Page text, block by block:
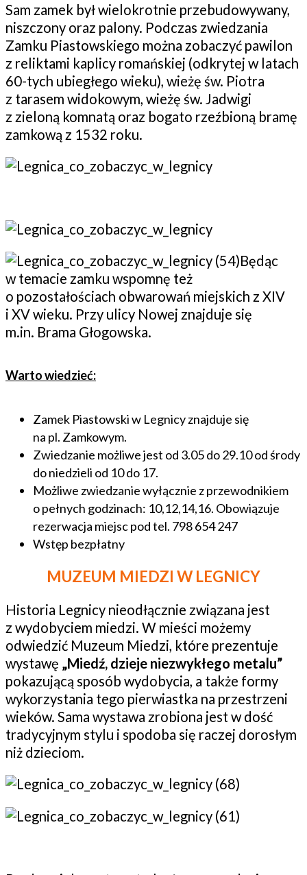
Sam zamek był wielokrotnie przebudowywany,
niszczony oraz palony. Podczas zwiedzania
Zamku Piastowskiego można zobaczyć pawilon
z reliktami kaplicy romańskiej (odkrytej w latach
60-tych ubiegłego wieku), wieżę św. Piotra
z tarasem widokowym, wieżę św. Jadwigi
z zieloną komnatą oraz bogato rzeźbioną bramę
zamkową z 1532 roku.
Będąc
w temacie zamku wspomnę też
o pozostałościach obwarowań miejskich z XIV
i XV wieku. Przy ulicy Nowej znajduje się
m.in. Brama Głogowska.
Warto wiedzieć:
Zamek Piastowski w Legnicy znajduje się
na pl. Zamkowym.
Zwiedzanie możliwe jest od 3.05 do 29.10 od środy
do niedzieli od 10 do 17.
Możliwe zwiedzanie wyłącznie z przewodnikiem
o pełnych godzinach: 10,12,14,16. Obowiązuje
rezerwacja miejsc pod tel. 798 654 247
Wstęp bezpłatny
MUZEUM MIEDZI W LEGNICY
Historia Legnicy nieodłącznie związana jest
z wydobyciem miedzi. W mieści możemy
odwiedzić Muzeum Miedzi, które prezentuje
wystawę „Miedź, dzieje niezwykłego metalu”
pokazującą sposób wydobycia, a także formy
wykorzystania tego pierwiastka na przestrzeni
wieków. Sama wystawa zrobiona jest w dość
tradycyjnym stylu i spodoba się raczej dorosłym
niż dzieciom.